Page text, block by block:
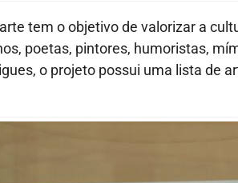
tem o objetivo de valorizar a
poetas, pintores, humoristas,
o projeto possui uma lista de